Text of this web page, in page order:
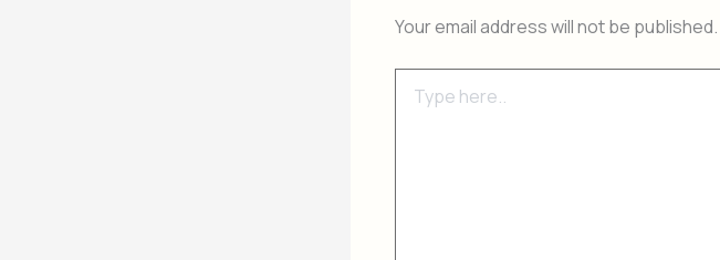
Your email address will not be published.
here..